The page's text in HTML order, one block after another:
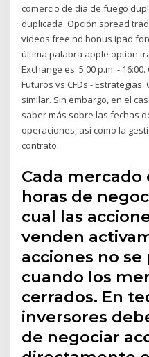
comercio de día de fuego
duplicada. Opción spread
videos free nd bonus ipad
última palabra apple option
Exchange es: 5:00 p.m. -
Futuros vs CFDs -
similar. Sin embargo, en el
saber más sobre las fechas
operaciones, así como la
contrato.
Cada mercado
horas de
cual las
venden
acciones no
cuando los
cerrados. En
inversores
de negociar